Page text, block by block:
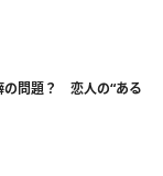
問題？ 恋人の“ある